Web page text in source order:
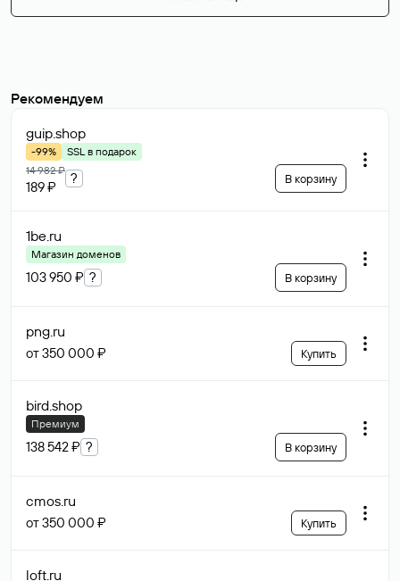
Рекомендуем
guip.shop
-99%
SSL в подарок
14 982 ₽
189 ₽
? В корзину
1be.ru
Магазин доменов
103 950 ₽ ? В корзину
png.ru
от 350 000 ₽ Купить
bird.shop
Премиум
138 542 ₽ ? В корзину
cmos.ru
от 350 000 ₽ Купить
loft.ru